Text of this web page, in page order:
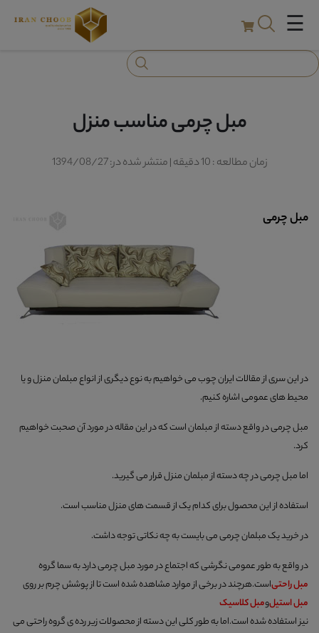
☰
مبل چرمی مناسب منزل
زمان مطالعه : 10 دقیقه | منتشر شده در: 1394/08/27
مبل چرمی
در این سری از مقالات ایران چوب می خواهیم به نوع دیگری از انواع مبلمان منزل و یا
محیط های عمومی اشاره کنیم.
مبل چرمی در واقع دسته از مبلمان است که در این مقاله در مورد آن صحبت خواهیم
کرد.
اما مبل چرمی در چه دسته از مبلمان منزل قرار می گیرید.
استفاده از این محصول برای کدام یک از قسمت های منزل مناسب است.
در خرید یک مبلمان چرمی می بایست به چه نکاتی توجه داشت.
در واقع به طور عمومی نگرشی که اجتماع در مورد مبل چرمی دارد به سما گروه
مبل راحتیاست.هرچند در برخی از موارد مشاهده شده است تا از پوشش چرم بر روی
مبل استیلومبل کلاسیک
نیز استفاده شده است.اما به طور کلی این دسته از محصولات زیر رده ی گروه راحتی می